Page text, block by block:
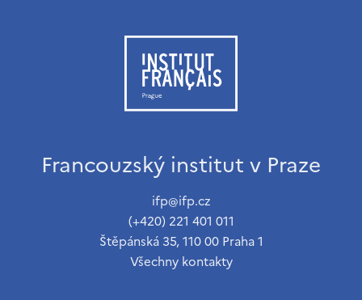
Francouzský institut v Praze
ifp@ifp.cz
(+420) 221 401 011
Štěpánská 35, 110 00 Praha 1
Všechny kontakty